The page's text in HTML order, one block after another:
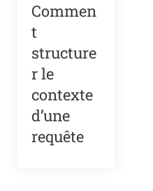
Commen
t
structure
r le
contexte
d’une
requête